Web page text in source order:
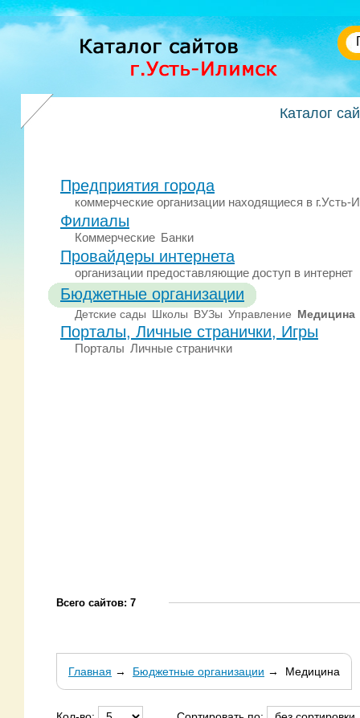
Каталог
Предприятия города
коммерческие организации находящиеся в г.Усть-
Филиалы
Коммерческие Банки
Провайдеры интернета
организации предоставляющие доступ в интернет
Бюджетные организации
Детские сады Школы ВУЗы Управление Медицина
Порталы, Личные странички, Игры
Порталы Личные странички
Всего сайтов: 7
Главная → Бюджетные организации → Медицина